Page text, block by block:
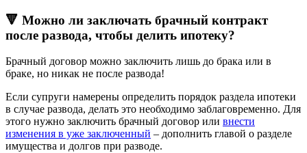
🔻 Можно ли заключать брачный контракт
после развода, чтобы делить ипотеку?
Брачный договор можно заключить лишь до брака или в
браке, но никак не после развода!
Если супруги намерены определить порядок раздела ипотеки
в случае развода, делать это необходимо заблаговременно. Для
этого нужно заключить брачный договор или внести
изменения в уже заключенный – дополнить главой о разделе
имущества и долгов при разводе.